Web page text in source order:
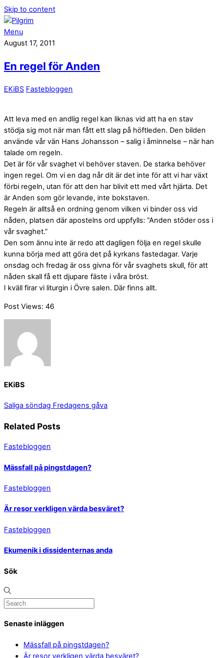
Skip to content
Menu
August 17, 2011
En regel för Anden
EKiBS Fastebloggen
Att leva med en andlig regel kan liknas vid att ha en stav
stödja sig mot när man fått ett slag på höftleden. Den bilden
använde vår vän Hans Johansson – salig i åminnelse – när han
talade om regeln.
Det är för vår svaghet vi behöver staven. De starka behöver
ingen regel. Om vi en dag når dit är det inte för att vi har växt
förbi regeln, utan för att den har blivit ett med vårt hjärta. Det
är Anden som gör levande, inte bokstaven.
Regeln är alltså en ordning genom vilken vi binder oss vid
nåden, platsen där apostelns ord uppfylls: ”Anden stöder oss i
vår svaghet.”
Den som ännu inte är redo att dagligen följa en regel skulle
kunna börja med att göra det på kyrkans fastedagar. Varje
onsdag och fredag är oss givna för vår svaghets skull, för att
nåden skall få ett djupare fäste i våra bröst.
I kväll firar vi liturgin i Övre salen. Där finns allt.
Post Views: 46
EKiBS
Saliga söndag Fredagens gåva
Related Posts
Fastebloggen
Mässfall på pingstdagen?
Fastebloggen
Är resor verkligen värda besväret?
Fastebloggen
Ekumenik i dissidenternas anda
Sök
Senaste inläggen
Mässfall på pingstdagen?
Är resor verkligen värda besväret?